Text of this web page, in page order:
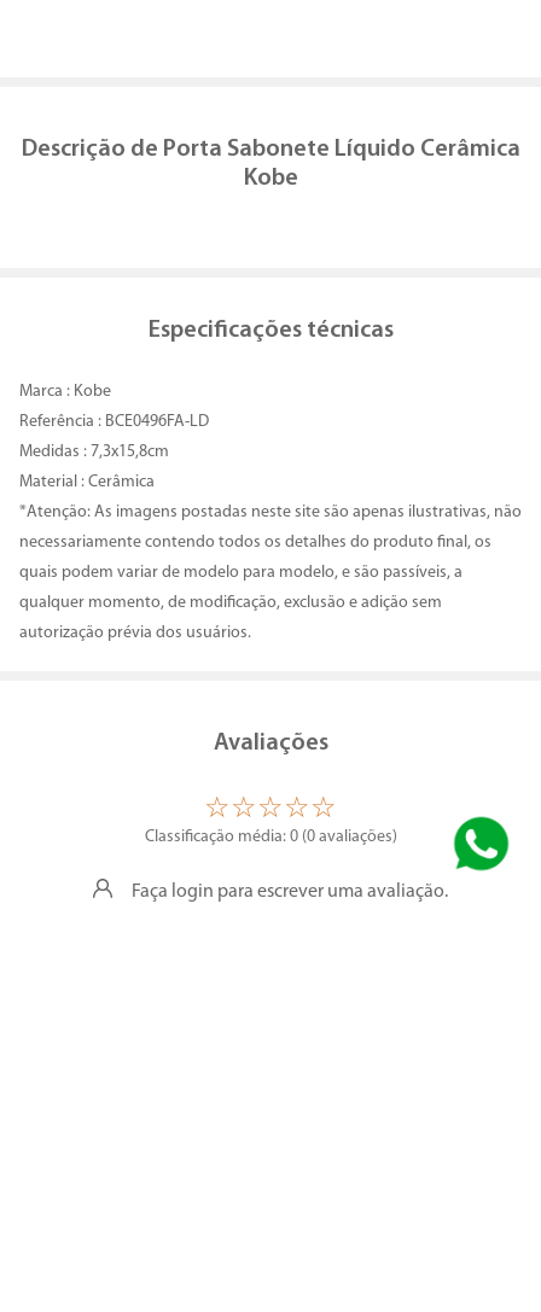
Descrição de Porta Sabonete Líquido Cerâmica
Kobe
Especificações técnicas
Marca : Kobe
Referência : BCE0496FA-LD
Medidas : 7,3x15,8cm
Material : Cerâmica
*Atenção: As imagens postadas neste site são apenas ilustrativas, não
necessariamente contendo todos os detalhes do produto final, os
quais podem variar de modelo para modelo, e são passíveis, a
qualquer momento, de modificação, exclusão e adição sem
autorização prévia dos usuários.
Avaliações
☆☆☆☆☆
Classificação média: 0 (0 avaliações)
Faça login para escrever uma avaliação.